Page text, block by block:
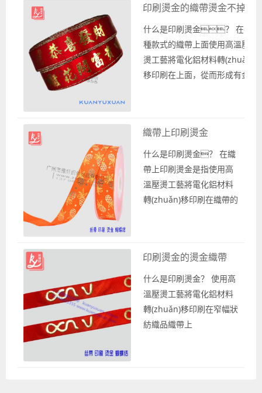
4、定制數(shù)
量。
金是指生產(chǎn)燙金織帶，
可以根據(jù)需求選擇相應(yīn
g)的絲帶緞帶、羅紋織帶
或是雪紗帶等款式的織帶作為
燙金印刷的底料，在其
印刷燙金的織帶燙金不掉金
什么是印刷燙金？ 在各
種款式的織帶上面使用高溫壓
燙工藝將電化鋁材料轉(zhuǎn)
移印刷在上面，從而形成有金
花。 對(duì)于燙金織帶可
以根據(jù)需求選擇需要的織
帶，比如絲帶緞帶或是
羅紋織帶以及雪紗帶都是可以
作為燙金加工的印刷底料織
織帶上印刷燙金
什么是印刷燙金？ 在織
帶上印刷燙金是指使用高
溫壓燙工藝將電化鋁材料
轉(zhuǎn)移印刷在織帶的
稱作燙金織帶或是織帶燙
金。 織帶燙金屬于特
殊款式的印刷織帶，
在生產(chǎn)印刷時(shí)
主要是根據(jù)客戶的需求
印刷燙金的燙金織帶
什么是印刷燙金？ 使用高
溫壓燙工藝將電化鋁材料
轉(zhuǎn)移印刷在窄幅狀
紡織品織帶上